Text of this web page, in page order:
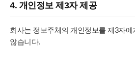
4. 개인정보 제3자 제공
회사는 정보주체의 개인정보를 제3자에
않습니다.